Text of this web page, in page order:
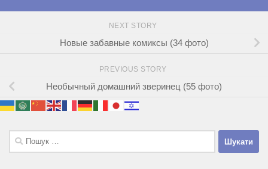
NEXT STORY
Новые забавные комиксы (34 фото)
PREVIOUS STORY
Необычный домашний зверинец (55 фото)
Пошук: